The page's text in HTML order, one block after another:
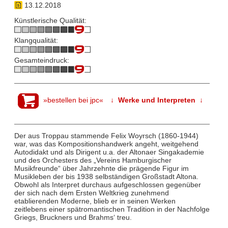
13.12.2018
Künstlerische Qualität:
Klangqualität:
Gesamteindruck:
»bestellen bei jpc« ↓ Werke und Interpreten ↓
Der aus Troppau stammende Felix Woyrsch (1860-1944)
war, was das Kompositionshandwerk angeht, weitgehend
Autodidakt und als Dirigent u.a. der Altonaer Singakademie
und des Orchesters des „Vereins Hamburgischer
Musikfreunde“ über Jahrzehnte die prägende Figur im
Musikleben der bis 1938 selbständigen Großstadt Altona.
Obwohl als Interpret durchaus aufgeschlossen gegenüber
der sich nach dem Ersten Weltkrieg zunehmend
etablierenden Moderne, blieb er in seinen Werken
zeitlebens einer spätromantischen Tradition in der Nachfolge
Griegs, Bruckners und Brahms‘ treu.